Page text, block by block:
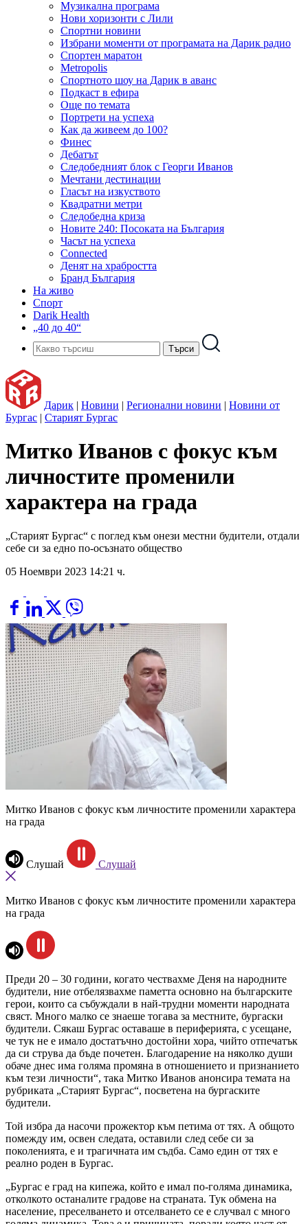
Музикална програма
Нови хоризонти с Лили
Спортни новини
Избрани моменти от програмата на Дарик радио
Спортен маратон
Metropolis
Спортното шоу на Дарик в аванс
Подкаст в ефира
Още по темата
Портрети на успеха
Как да живеем до 100?
Финес
Дебатът
Следобедният блок с Георги Иванов
Мечтани дестинации
Гласът на изкуството
Квадратни метри
Следобедна криза
Новите 240: Посоката на България
Часът на успеха
Connected
Денят на храбростта
Бранд България
На живо
Спорт
Darik Health
„40 до 40“
Дарик | Новини | Регионални новини | Новини от
Бургас | Старият Бургас
Митко Иванов с фокус към
личностите променили
характера на града
„Старият Бургас“ с поглед към онези местни будители, отдали
себе си за едно по-осъзнато общество
05 Ноември 2023 14:21 ч.
Митко Иванов с фокус към личностите променили характера
на града
Слушай Слушай
Митко Иванов с фокус към личностите променили характера
на града
Преди 20 – 30 години, когато чествахме Деня на народните
будители, ние отбелязвахме паметта основно на българските
герои, които са събуждали в най-трудни моменти народната
свяст. Много малко се знаеше тогава за местните, бургаски
будители. Сякаш Бургас оставаше в периферията, с усещане,
че тук не е имало достатъчно достойни хора, чийто отпечатък
да си струва да бъде почетен. Благодарение на няколко души
обаче днес има голяма промяна в отношението и признанието
към тези личности“, така Митко Иванов анонсира темата на
рубриката „Старият Бургас“, посветена на бургаските
будители.
Той избра да насочи прожектор към петима от тях. А общото
помежду им, освен следата, оставили след себе си за
поколенията, е и трагичната им съдба. Само един от тях е
реално роден в Бургас.
„Бургас е град на кипежа, който е имал по-голяма динамика,
отколкото останалите градове на страната. Тук обмена на
население, преселването и отселването се е случвал с много